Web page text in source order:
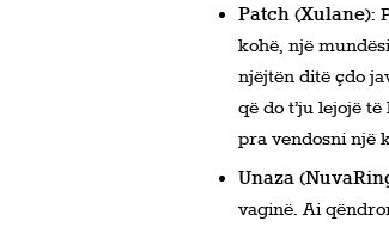
Patch (Xulane):
kohë, një
njëjtën ditë çdo
që do t’ju lejojë
pra vendosni një
Unaza
vaginë. Ai